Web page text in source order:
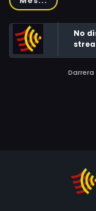
moda Vaughn
comença a tenir
converteix en una
No